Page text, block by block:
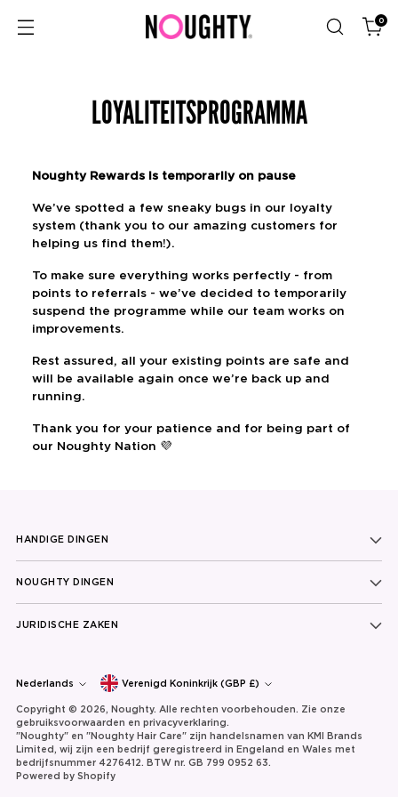
0
LOYALITEITSPROGRAMMA
Noughty Rewards is temporarily on pause
We’ve spotted a few sneaky bugs in our loyalty
system (thank you to our amazing customers for
helping us find them!).
To make sure everything works perfectly - from
points to referrals - we’ve decided to temporarily
suspend the programme while our team works on
improvements.
Rest assured, all your existing points are safe and
will be available again once we’re back up and
running.
Thank you for your patience and for being part of
our Noughty Nation 💜
HANDIGE DINGEN
NOUGHTY DINGEN
JURIDISCHE ZAKEN
Taal
Nederlands Currency Verenigd Koninkrijk (GBP £)
Copyright © 2026, Noughty. Alle rechten voorbehouden. Zie onze
gebruiksvoorwaarden en privacyverklaring.
"Noughty" en "Noughty Hair Care" zijn handelsnamen van KMI Brands
Limited, wij zijn een bedrijf geregistreerd in Engeland en Wales met
bedrijfsnummer 4276412. BTW nr. GB 799 0952 63.
Powered by Shopify